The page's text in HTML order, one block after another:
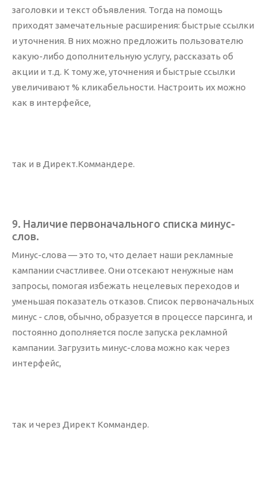
заголовки и текст объявления. Тогда на помощь
приходят замечательные расширения: быстрые ссылки
и уточнения. В них можно предложить пользователю
какую-либо дополнительную услугу, рассказать об
акции и т.д. К тому же, уточнения и быстрые ссылки
увеличивают % кликабельности. Настроить их можно
как в интерфейсе,
так и в Директ.Коммандере.
9. Наличие первоначального списка минус-
слов.
Минус-слова — это то, что делает наши рекламные
кампании счастливее. Они отсекают ненужные нам
запросы, помогая избежать нецелевых переходов и
уменьшая показатель отказов. Список первоначальных
минус - слов, обычно, образуется в процессе парсинга, и
постоянно дополняется после запуска рекламной
кампании. Загрузить минус-слова можно как через
интерфейс,
так и через Директ Коммандер.